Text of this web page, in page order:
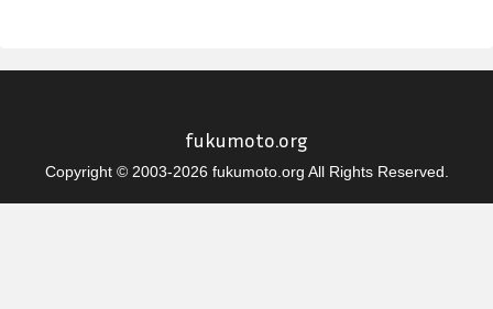
fukumoto.org
Copyright © 2003-2026 fukumoto.org All Rights Reserved.